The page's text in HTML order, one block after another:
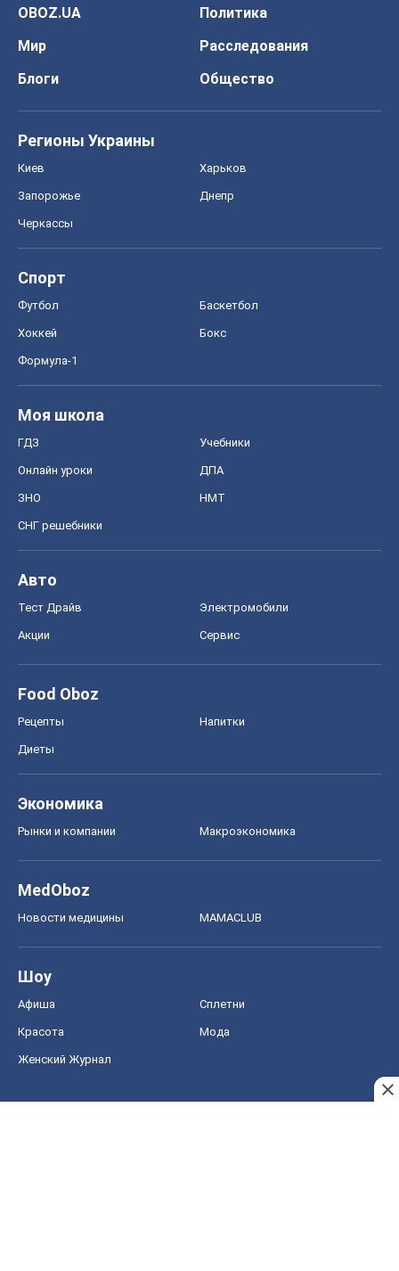
OBOZ.UA
Политика
Мир
Расследования
Блоги
Общество
Регионы Украины
Киев Харьков
Запорожье Днепр
Черкассы
Спорт
Футбол Баскетбол
Хоккей Бокс
Формула-1
Моя школа
ГДЗ Учебники
Онлайн уроки ДПА
ЗНО НМТ
СНГ решебники
Авто
Тест Драйв Электромобили
Акции Сервис
Food Oboz
Рецепты Напитки
Диеты
Экономика
Рынки и компании Mакроэкономика
MedOboz
Новости медицины MAMACLUB
Шоу
Афиша Сплетни
Красота Мода
Женский Журнал